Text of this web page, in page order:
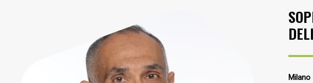
Milano